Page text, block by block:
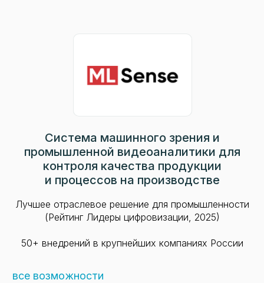
Система машинного зрения и
промышленной видеоаналитики для
контроля качества продукции
и процессов на производстве
Лучшее отраслевое решение для промышленности
(Рейтинг Лидеры цифровизации, 2025)
50+ внедрений в крупнейших компаниях России
все возможности